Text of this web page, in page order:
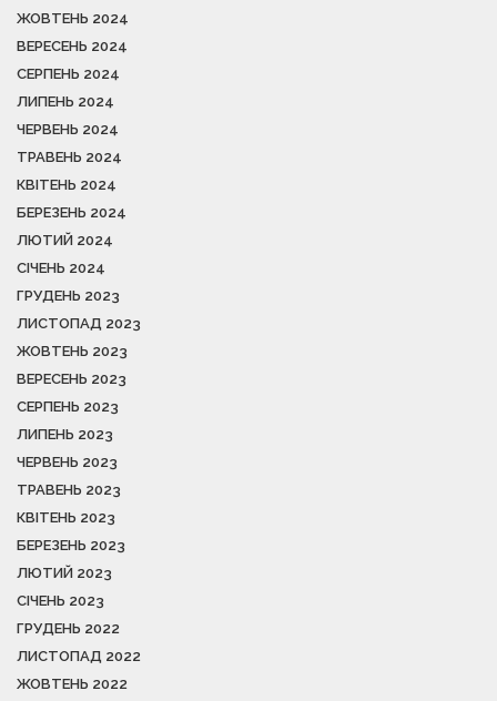
ЖОВТЕНЬ 2024
ВЕРЕСЕНЬ 2024
СЕРПЕНЬ 2024
ЛИПЕНЬ 2024
ЧЕРВЕНЬ 2024
ТРАВЕНЬ 2024
КВІТЕНЬ 2024
БЕРЕЗЕНЬ 2024
ЛЮТИЙ 2024
СІЧЕНЬ 2024
ГРУДЕНЬ 2023
ЛИСТОПАД 2023
ЖОВТЕНЬ 2023
ВЕРЕСЕНЬ 2023
СЕРПЕНЬ 2023
ЛИПЕНЬ 2023
ЧЕРВЕНЬ 2023
ТРАВЕНЬ 2023
КВІТЕНЬ 2023
БЕРЕЗЕНЬ 2023
ЛЮТИЙ 2023
СІЧЕНЬ 2023
ГРУДЕНЬ 2022
ЛИСТОПАД 2022
ЖОВТЕНЬ 2022